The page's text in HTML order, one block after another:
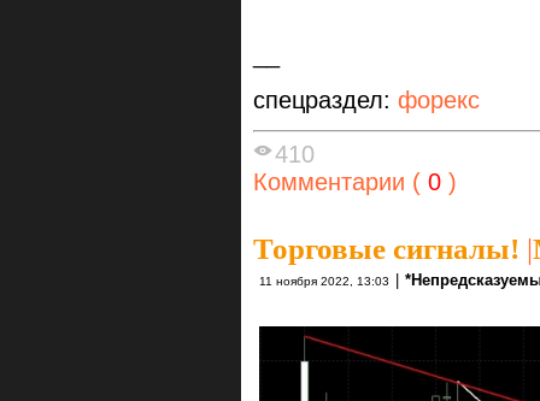
спецраздел: форекс
410
Комментарии ( 0 )
Торговые сигналы! |
11 ноября 2022, 13:03 |